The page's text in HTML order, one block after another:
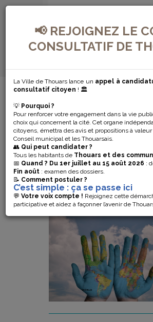
📢 REJOIGNEZ LE
CONSULTATIF DE
La Ville de Thouars lance un appel à
consultatif citoyen ! 🏛️
💡 Pourquoi ?
Pour renforcer votre engagement dans la vie
choix qui concernent la cité. Cet organe
citoyens, émettra des avis et propositions à
Conseil municipal et les Thouarsais.
👥 Qui peut candidater ?
Tous les habitants de Thouars et des
📅 Quand ? Du 1er juillet au 15 août 2026 :
Fin août : examen des dossiers.
📝 Comment postuler ?
C’est simple : ça se passe ici
💬 Votre voix compte ! Rejoignez cette
participative et aidez à façonner l’avenir de
MENU DE
DE SORTIE
TERRITOIRE